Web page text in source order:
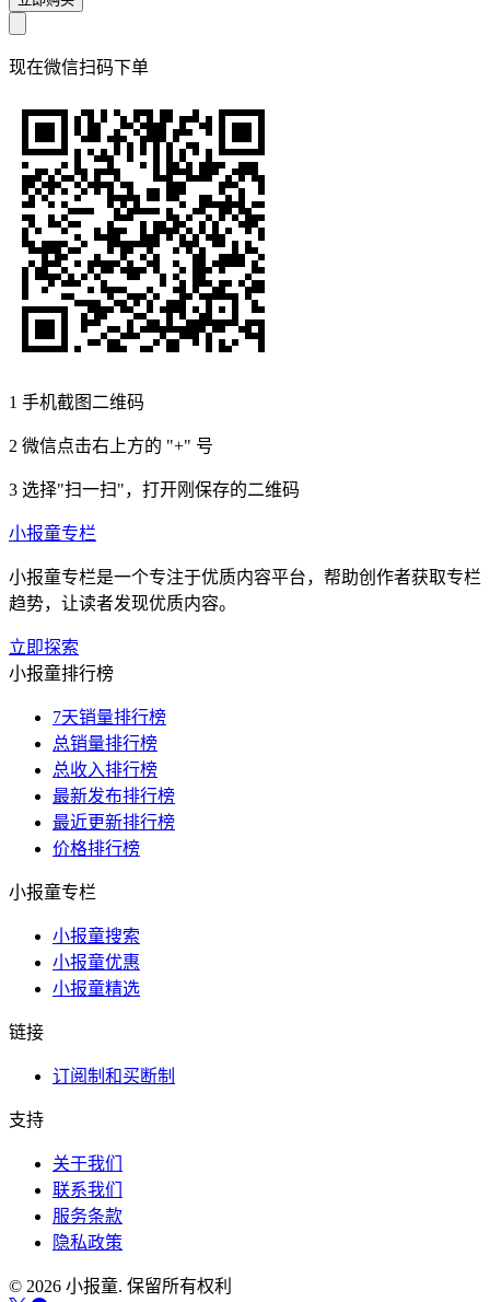
现在微信扫码下单
1 手机截图二维码
2 微信点击右上方的 "+" 号
3 选择"扫一扫"，打开刚保存的二维码
小报童专栏
小报童专栏是一个专注于优质内容平台，帮助创作者获取专栏
趋势，让读者发现优质内容。
立即探索
小报童排行榜
7天销量排行榜
总销量排行榜
总收入排行榜
最新发布排行榜
最近更新排行榜
价格排行榜
小报童专栏
小报童搜索
小报童优惠
小报童精选
链接
订阅制和买断制
支持
关于我们
联系我们
服务条款
隐私政策
© 2026 小报童. 保留所有权利